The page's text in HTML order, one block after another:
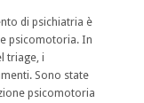
di psichiatria è
psicomotoria. In
triage, i
Sono state
psicomotoria